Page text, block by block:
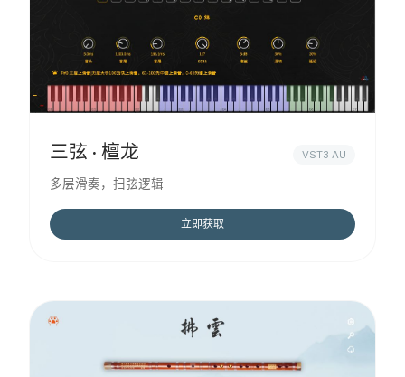
三弦 · 檀龙 VST3 AU
多层滑奏，扫弦逻辑
立即获取